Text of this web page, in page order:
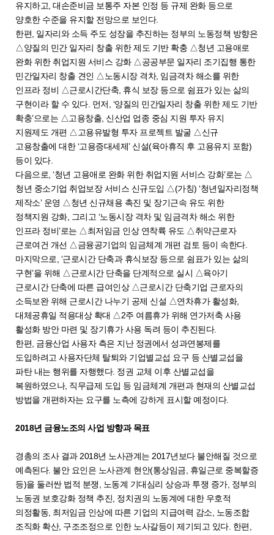
유지하고, 대손준비금 보통주 자본 인정 등 규제 완화 등으로
양호한 수준을 유지할 전망으로 보인다.
한편, 일자리와 소득 주도 성장을 추진하는 정부의 노동정책 방향은
△양질의 민간 일자리 창출 위한 제도 기반 확충 △청년 고용애로
완화 위한 취업지원 서비스 강화 △공공부문 일자리 조기집행 통한
민간일자리 창출 견인 △노동시장 격차, 임금격차 해소를 위한
인프라 정비 △근로시간단축, 휴식 보장 등으로 쉼표가 있는 삶의
구현이라 할 수 있다. 먼저, ‘양질의 민간일자리 창출 위한 제도 기반
확충’으로는 △고용창출, 신산업 업종 중심 지원 투자 유지
지원제도 개편 △고용유발형 투자 프로젝트 발굴 △신규
고용창출에 대한 ‘고용증대세제’ 신설(육아휴직 후 고용유지 포함)
등이 있다.
다음으로, ‘청년 고용애로 완화 위한 취업지원 서비스 강화’로는 △
청년 중소기업 취업보장 서비스 신규도입 △(가칭) ‘청년일자리정책
제작소’ 운영 △청년 신규채용 촉진 및 장기근속 유도 위한
정책지원 강화, 그리고 ‘노동시장 격차 및 임금격차 해소 위한
인프라 정비’로는 △최저임금 인상 연착륙 유도 △취약근로자
근로여건 개선 △금융공기업의 임금체계 개편 검토 등이 속한다.
마지막으로, ‘근로시간 단축과 휴식보장 등으로 쉼표가 있는 삶의
구현’을 위해 △근로시간 단축을 단계적으로 실시 △육아기
근로시간 단축에 따른 급여인상 △근로시간 단축기업 근로자의
소득보완 위해 근로시간 나누기 공제 신설 △연차휴가 활성화,
대체공휴일 적용대상 확대 △2주 여름휴가 위해 연가저축 사용
활성화 방안 마련 및 장기휴가 사용 독려 등이 추진된다.
한편, 금융산업 사용자 측은 지난 정권에서 성과연봉제를
도입하려고 사용자단체 탈퇴와 기업별교섭 요구 등 산별교섭을
파탄 내는 행위를 자행했다. 정권 교체 이후 산별교섭을
복원하였으나, 직무급제 도입 등 임금체계 개편과 현재의 산별교섭
방법을 개편하자는 요구를 노측에 강하게 표시할 예정이다.
2018년 금융노조의 사업 방향과 목표
경총의 조사 결과 2018년 노사관계는 2017년보다 불안해질 것으로
예측된다. 불안 요인은 노사관계 현안(통상임금, 휴일근로 중복할증
등)을 둘러싼 법적 분쟁, 노동계 기대심리 상승과 투쟁 증가, 정부의
노동권 보호강화 정책 추진, 정치권의 노동계에 대한 우호적
의정활동, 최저임금 인상에 따른 기업의 지급여력 감소, 노동조합
조직화 확산, 구조조정으로 인한 노사갈등이 제기되고 있다. 한편,